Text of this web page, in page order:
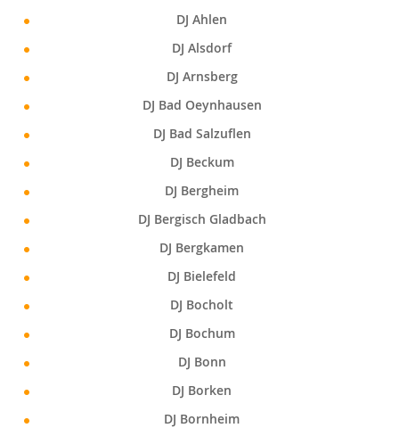
DJ Ahlen
DJ Alsdorf
DJ Arnsberg
DJ Bad Oeynhausen
DJ Bad Salzuflen
DJ Beckum
DJ Bergheim
DJ Bergisch Gladbach
DJ Bergkamen
DJ Bielefeld
DJ Bocholt
DJ Bochum
DJ Bonn
DJ Borken
DJ Bornheim